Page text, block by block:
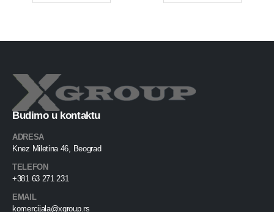
Budimo u kontaktu
ADRESA
Knez Miletina 46, Beograd
TELEFON
+381 63 271 231
EMAIL
komercijala@xgroup.rs